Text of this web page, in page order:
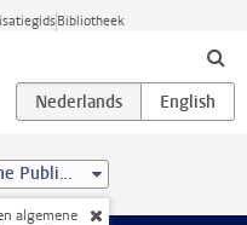
Bibliotheek
ICT in Business and the Public Sector (MSc)
algemene